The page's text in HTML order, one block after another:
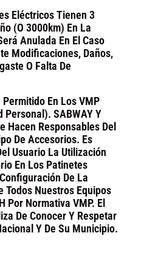
Eléctricos Tienen 3
(o 3000km) En La
Anulada En El Caso
Modificaciones, Daños,
O Falta De
En Los VMP
SABWAY Y
Hacen Responsables Del
De Accesorios. Es
Usuario La Utilización
En Los Patinetes
De La
Todos Nuestros Equipos
Por Normativa VMP. El
De Conocer Y Respetar
Y De Su Municipio.